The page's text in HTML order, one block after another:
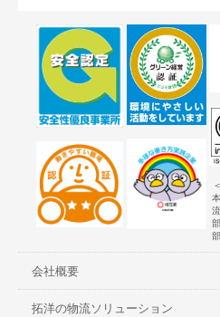
会社概要
拓洋の物流ソリューション